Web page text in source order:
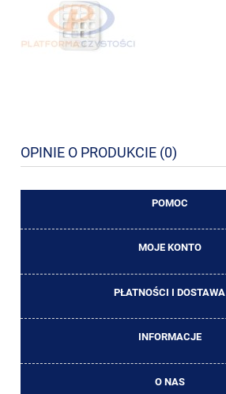
OPINIE O PRODUKCIE (0)
POMOC
MOJE KONTO
PŁATNOŚCI I DOSTAWA
INFORMACJE
O NAS